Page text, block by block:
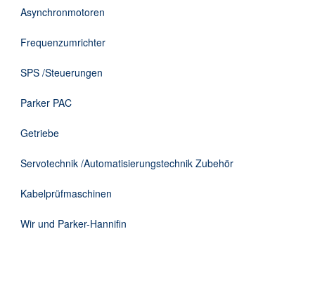
Asynchronmotoren
Frequenzumrichter
SPS /Steuerungen
Parker PAC
Getriebe
Servotechnik /Automatisierungstechnik Zubehör
Kabelprüfmaschinen
Wir und Parker-Hannifin